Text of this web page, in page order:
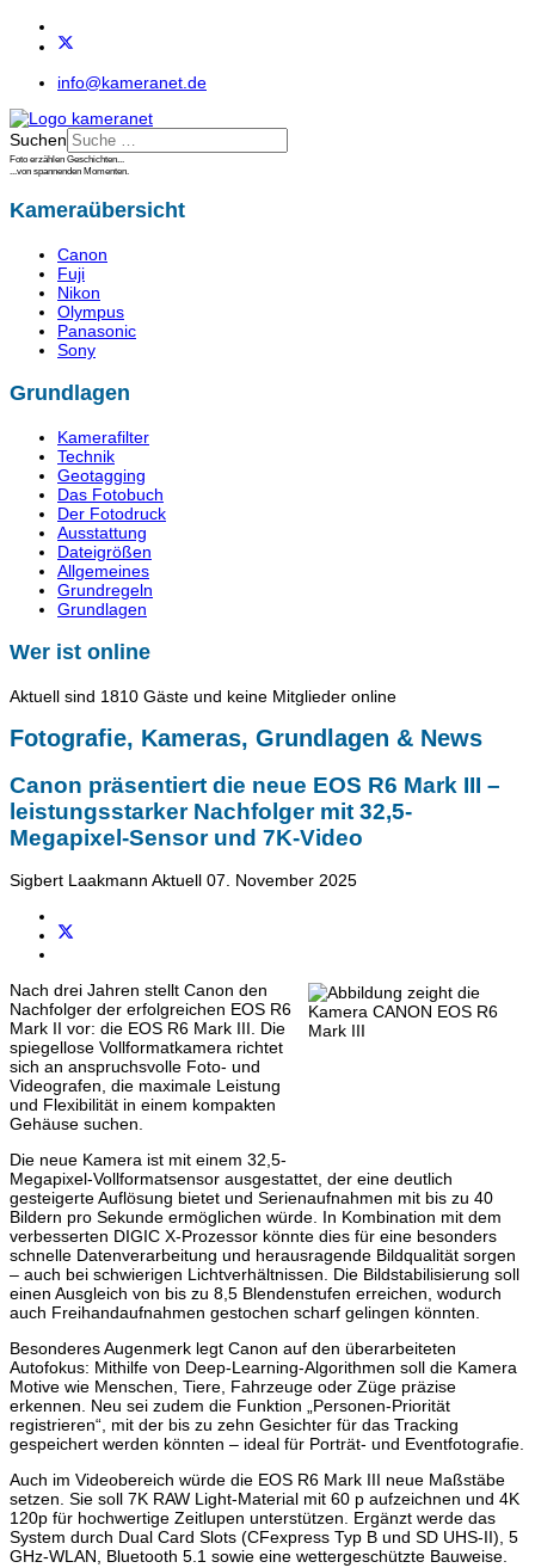
info@kameranet.de
Suchen
Foto erzählen Geschichten...
...von spannenden Momenten.
Kameraübersicht
Canon
Fuji
Nikon
Olympus
Panasonic
Sony
Grundlagen
Kamerafilter
Technik
Geotagging
Das Fotobuch
Der Fotodruck
Ausstattung
Dateigrößen
Allgemeines
Grundregeln
Grundlagen
Wer ist online
Aktuell sind 1810 Gäste und keine Mitglieder online
Fotografie, Kameras, Grundlagen & News
Canon präsentiert die neue EOS R6 Mark III –
leistungsstarker Nachfolger mit 32,5-
Megapixel-Sensor und 7K-Video
Sigbert Laakmann Aktuell 07. November 2025
Nach drei Jahren stellt Canon den
Nachfolger der erfolgreichen EOS R6
Mark II vor: die EOS R6 Mark III. Die
spiegellose Vollformatkamera richtet
sich an anspruchsvolle Foto- und
Videografen, die maximale Leistung
und Flexibilität in einem kompakten
Gehäuse suchen.
Die neue Kamera ist mit einem 32,5-
Megapixel-Vollformatsensor ausgestattet, der eine deutlich
gesteigerte Auflösung bietet und Serienaufnahmen mit bis zu 40
Bildern pro Sekunde ermöglichen würde. In Kombination mit dem
verbesserten DIGIC X-Prozessor könnte dies für eine besonders
schnelle Datenverarbeitung und herausragende Bildqualität sorgen
– auch bei schwierigen Lichtverhältnissen. Die Bildstabilisierung soll
einen Ausgleich von bis zu 8,5 Blendenstufen erreichen, wodurch
auch Freihandaufnahmen gestochen scharf gelingen könnten.
Besonderes Augenmerk legt Canon auf den überarbeiteten
Autofokus: Mithilfe von Deep-Learning-Algorithmen soll die Kamera
Motive wie Menschen, Tiere, Fahrzeuge oder Züge präzise
erkennen. Neu sei zudem die Funktion „Personen-Priorität
registrieren“, mit der bis zu zehn Gesichter für das Tracking
gespeichert werden könnten – ideal für Porträt- und Eventfotografie.
Auch im Videobereich würde die EOS R6 Mark III neue Maßstäbe
setzen. Sie soll 7K RAW Light-Material mit 60 p aufzeichnen und 4K
120p für hochwertige Zeitlupen unterstützen. Ergänzt werde das
System durch Dual Card Slots (CFexpress Typ B und SD UHS-II), 5
GHz-WLAN, Bluetooth 5.1 sowie eine wettergeschützte Bauweise.